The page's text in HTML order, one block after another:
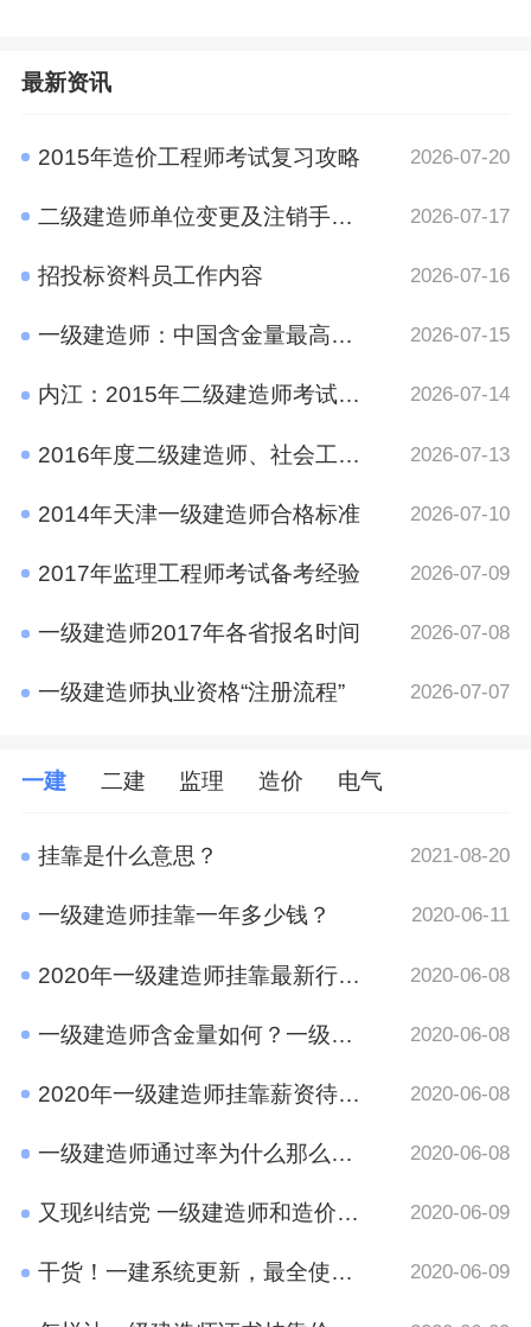
最新资讯
2015年造价工程师考试复习攻略 2026-07-20
二级建造师单位变更及注销手续规定 2026-07-17
招投标资料员工作内容 2026-07-16
一级建造师：中国含金量最高的十大证书之一 2026-07-15
内江：2015年二级建造师考试报名时间通知 2026-07-14
2016年度二级建造师、社会工作者、二级注册计量师、管理咨询师资格考试考后资格审查的公告 2026-07-13
2014年天津一级建造师合格标准 2026-07-10
2017年监理工程师考试备考经验 2026-07-09
一级建造师2017年各省报名时间 2026-07-08
一级建造师执业资格“注册流程” 2026-07-07
一建 二建 监理 造价 电气
挂靠是什么意思？ 2021-08-20
一级建造师挂靠一年多少钱？ 2020-06-11
2020年一级建造师挂靠最新行情 竟然是这样 2020-06-08
一级建造师含金量如何？一级建造师挂靠前景 2020-06-08
2020年一级建造师挂靠薪资待遇如何？ 2020-06-08
一级建造师通过率为什么那么低?原因有哪些呢？ 2020-06-08
又现纠结党 一级建造师和造价工程师考哪个好？ 2020-06-09
干货！一建系统更新，最全使用攻略在这里 2020-06-09